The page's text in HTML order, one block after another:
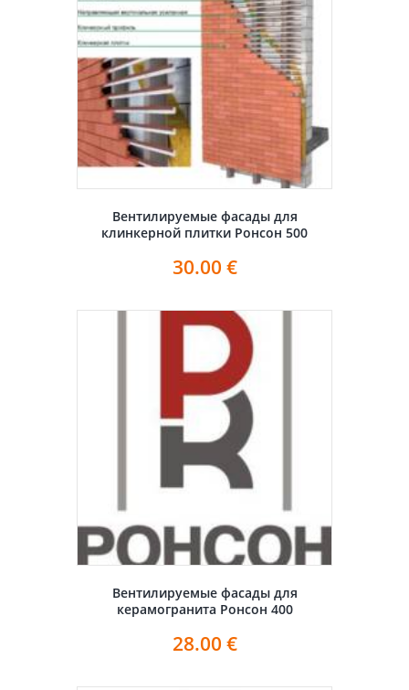
Вентилируемые фасады для
клинкерной плитки Ронсон 500
30.00 €
Вентилируемые фасады для
керамогранита Ронсон 400
28.00 €